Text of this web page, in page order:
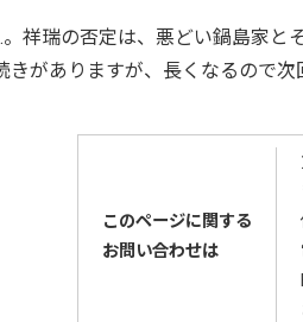
祥瑞の否定は、悪どい鍋島家と
きがありますが、長くなるので次
このページに関する
お問い合わせは